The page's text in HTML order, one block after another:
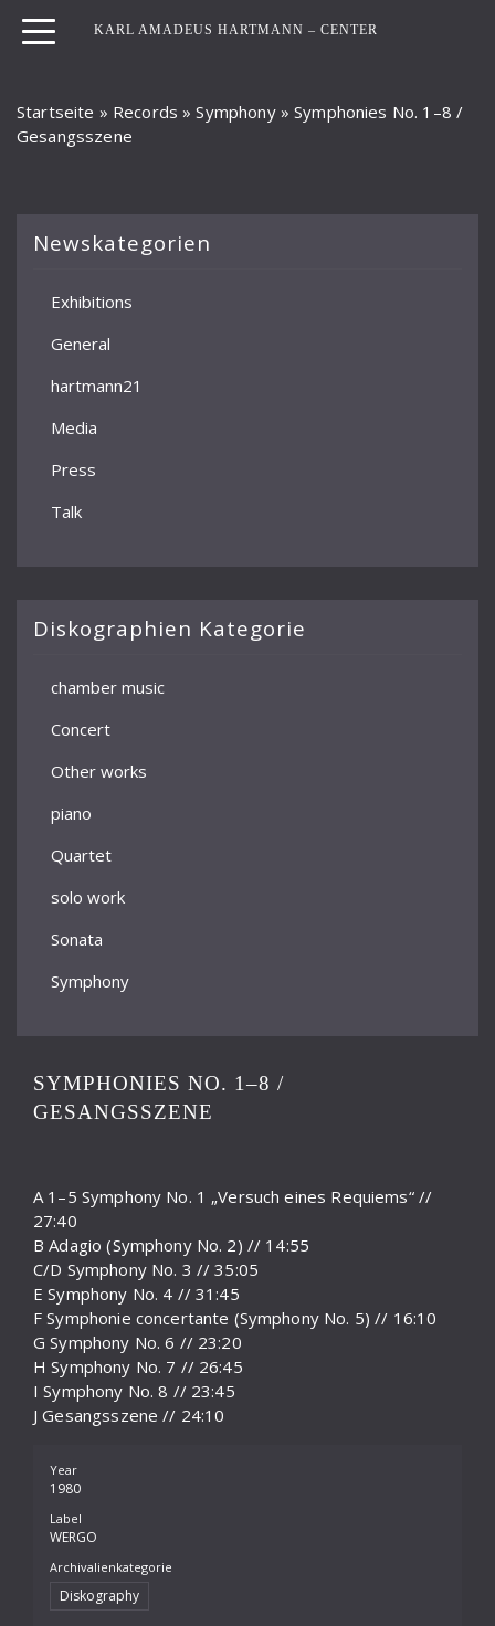
KARL AMADEUS HARTMANN – CENTER
Startseite » Records »Symphony»Symphonies No. 1–8 /
Gesangsszene
Newskategorien
Exhibitions
General
hartmann21
Media
Press
Talk
Diskographien Kategorie
chamber music
Concert
Other works
piano
Quartet
solo work
Sonata
Symphony
SYMPHONIES NO. 1–8 /
GESANGSSZENE
A 1–5 Symphony No. 1 „Versuch eines Requiems“ //
27:40
B Adagio (Symphony No. 2) // 14:55
C/D Symphony No. 3 // 35:05
E Symphony No. 4 // 31:45
F Symphonie concertante (Symphony No. 5) // 16:10
G Symphony No. 6 // 23:20
H Symphony No. 7 // 26:45
I Symphony No. 8 // 23:45
J Gesangsszene // 24:10
Year
1980
Label
WERGO
Archivalienkategorie
Diskography